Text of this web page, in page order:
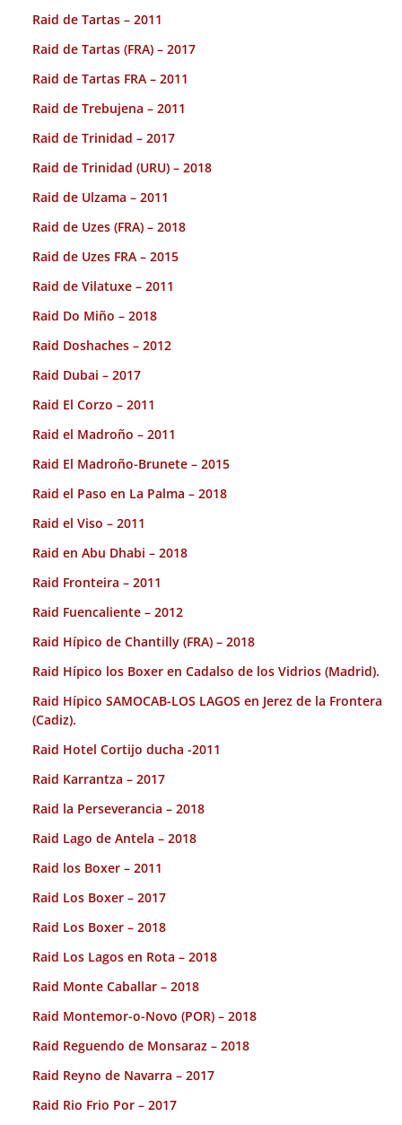
Raid de Tartas – 2011
Raid de Tartas (FRA) – 2017
Raid de Tartas FRA – 2011
Raid de Trebujena – 2011
Raid de Trinidad – 2017
Raid de Trinidad (URU) – 2018
Raid de Ulzama – 2011
Raid de Uzes (FRA) – 2018
Raid de Uzes FRA – 2015
Raid de Vilatuxe – 2011
Raid Do Miño – 2018
Raid Doshaches – 2012
Raid Dubai – 2017
Raid El Corzo – 2011
Raid el Madroño – 2011
Raid El Madroño-Brunete – 2015
Raid el Paso en La Palma – 2018
Raid el Viso – 2011
Raid en Abu Dhabi – 2018
Raid Fronteira – 2011
Raid Fuencaliente – 2012
Raid Hípico de Chantilly (FRA) – 2018
Raid Hípico los Boxer en Cadalso de los Vidrios (Madrid).
Raid Hípico SAMOCAB-LOS LAGOS en Jerez de la Frontera
(Cadiz).
Raid Hotel Cortijo ducha -2011
Raid Karrantza – 2017
Raid la Perseverancia – 2018
Raid Lago de Antela – 2018
Raid los Boxer – 2011
Raid Los Boxer – 2017
Raid Los Boxer – 2018
Raid Los Lagos en Rota – 2018
Raid Monte Caballar – 2018
Raid Montemor-o-Novo (POR) – 2018
Raid Reguendo de Monsaraz – 2018
Raid Reyno de Navarra – 2017
Raid Rio Frio Por – 2017